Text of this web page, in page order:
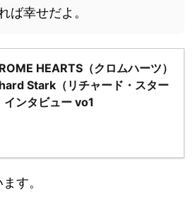
ば幸せだよ。
HEARTS（クロムハーツ）
Stark（リチャード・スター
インタビュー vo1
す。